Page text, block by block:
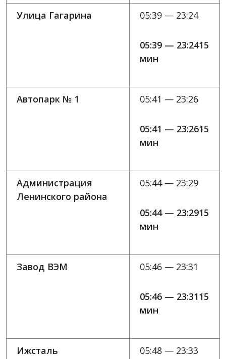
Улица Гагарина 05:39 — 23:24
05:39 — 23:2415
мин
Автопарк № 1 05:41 — 23:26
05:41 — 23:2615
мин
Администрация
Ленинского района
05:44 — 23:29
05:44 — 23:2915
мин
Завод ВЭМ 05:46 — 23:31
05:46 — 23:3115
мин
Ижсталь 05:48 — 23:33